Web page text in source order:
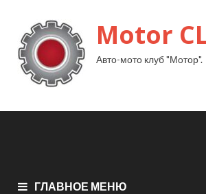
Motor
Авто-мото клуб "Мотор".
ГЛАВНОЕ МЕНЮ